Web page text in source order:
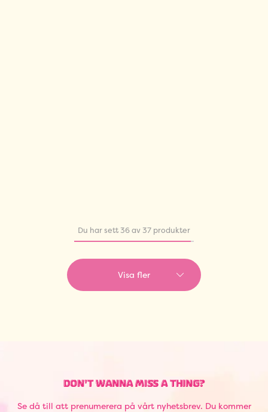
Du har sett 36 av 37 produkter
Visa fler
DON'T WANNA MISS A THING?
Se då till att prenumerera på vårt nyhetsbrev. Du kommer